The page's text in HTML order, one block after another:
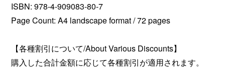
ISBN: 978-4-909083-80-7
Page Count: A4 landscape format / 72 pages
【各種割引について/About Various Discounts】
購入した合計金額に応じて各種割引が適用されます。